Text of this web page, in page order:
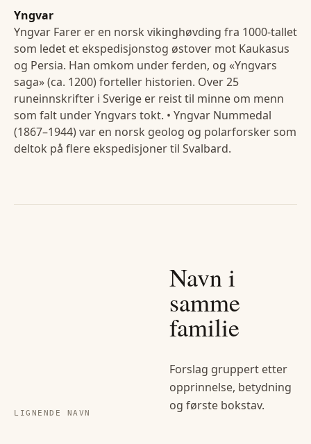
Yngvar
Yngvar Farer er en norsk vikinghøvding fra 1000-tallet
som ledet et ekspedisjonstog østover mot Kaukasus
og Persia. Han omkom under ferden, og «Yngvars
saga» (ca. 1200) forteller historien. Over 25
runeinnskrifter i Sverige er reist til minne om menn
som falt under Yngvars tokt. • Yngvar Nummedal
(1867–1944) var en norsk geolog og polarforsker som
deltok på flere ekspedisjoner til Svalbard.
LIGNENDE NAVN
Navn i
samme
familie
Forslag gruppert etter
opprinnelse, betydning
og første bokstav.